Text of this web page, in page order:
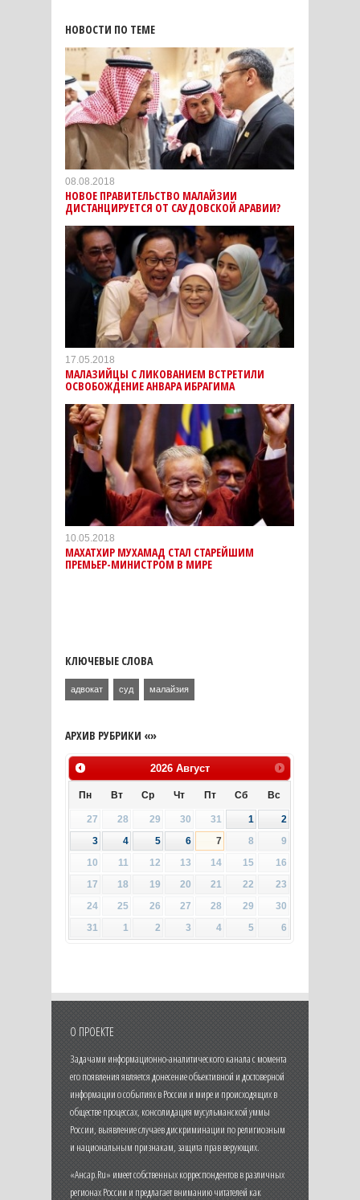
НОВОСТИ ПО ТЕМЕ
08.08.2018
НОВОЕ ПРАВИТЕЛЬСТВО МАЛАЙЗИИ
ДИСТАНЦИРУЕТСЯ ОТ САУДОВСКОЙ АРАВИИ?
17.05.2018
МАЛАЗИЙЦЫ С ЛИКОВАНИЕМ ВСТРЕТИЛИ
ОСВОБОЖДЕНИЕ АНВАРА ИБРАГИМА
10.05.2018
МАХАТХИР МУХАМАД СТАЛ СТАРЕЙШИМ
ПРЕМЬЕР-МИНИСТРОМ В МИРЕ
КЛЮЧЕВЫЕ СЛОВА
адвокат суд малайзия
АРХИВ РУБРИКИ «»
2026 Август
Пн Вт Ср Чт Пт Сб Вс
27 28 29 30 31 1
2
3
4 5 6 7 8
9
10
11 12 13 14 15
16
17
18 19 20 21 22
23
24
25 26 27 28 29
30
31
1 2 3 4 5 6
О ПРОЕКТЕ
Задачами информационно-аналитического канала с момента
его появления является донесение объективной и достоверной
информации о событиях в России и мире и происходящих в
обществе процессах, консолидация мусульманской уммы
России, выявление случаев дискриминации по религиозным
и национальным признакам, защита прав верующих.
«Ансар.Ru» имеет собственных корреспондентов в различных
регионах России и предлагает вниманию читателей как